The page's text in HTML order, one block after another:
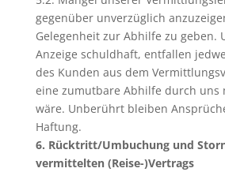
gegenüber unverzüglich
Gelegenheit zur Abhilfe zu geben.
Anzeige schuldhaft, entfallen
des Kunden aus dem
eine zumutbare Abhilfe durch uns
wäre. Unberührt bleiben
Haftung.
6. Rücktritt/Umbuchung und
vermittelten (Reise-)Vertrags